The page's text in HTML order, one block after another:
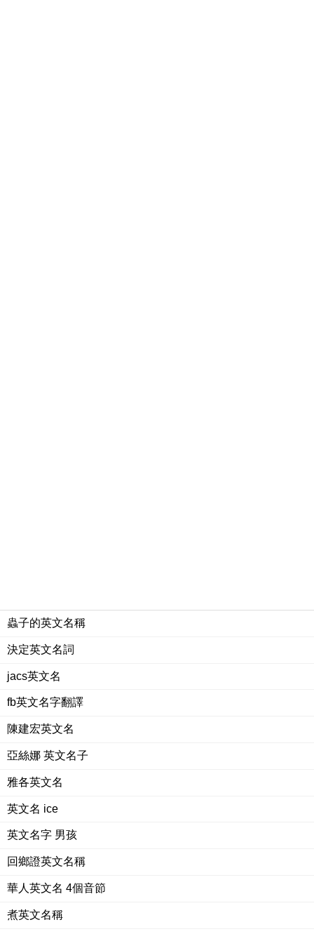
蟲子的英文名稱
決定英文名詞
jacs英文名
fb英文名字翻譯
陳建宏英文名
亞絲娜 英文名子
雅各英文名
英文名 ice
英文名字 男孩
回鄉證英文名稱
華人英文名 4個音節
煮英文名稱